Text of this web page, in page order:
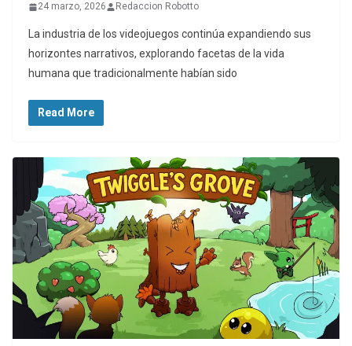
24 marzo, 2026 Redaccion Robotto
La industria de los videojuegos continúa expandiendo sus
horizontes narrativos, explorando facetas de la vida
humana que tradicionalmente habían sido
Read More